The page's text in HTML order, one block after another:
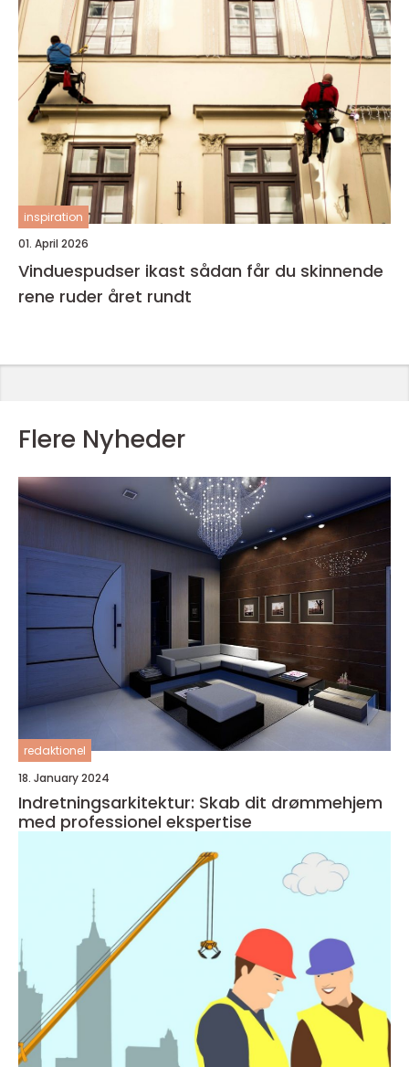
inspiration
01. April 2026
Vinduespudser ikast sådan får du skinnende
rene ruder året rundt
Flere Nyheder
redaktionel
18. January 2024
Indretningsarkitektur: Skab dit drømmehjem
med professionel ekspertise